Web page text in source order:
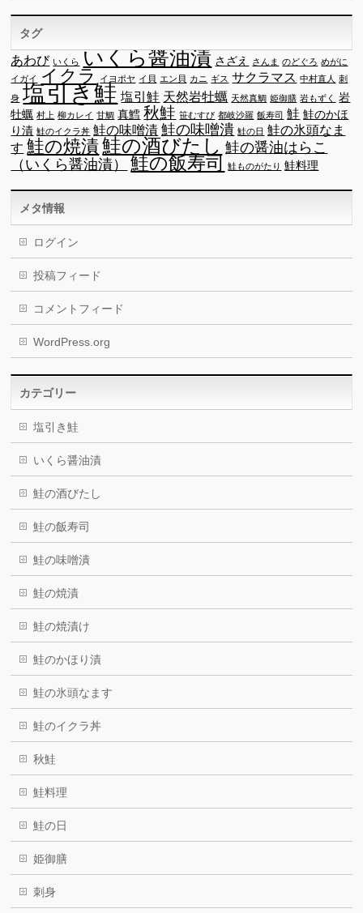
タグ
あわび いくら いくら醤油漬 さざえ さんま のどぐろ めがに
イガイ
イクラ イヨポヤ イ貝 エン貝 カニ ギス サクラマス 中村直人
刺
身 塩引き鮭 塩引鮭 天然岩牡蠣 天然真鯛 姫御膳 岩もずく
岩
牡蠣 村上 柳カレイ 甘鯛 真鱈 秋鮭 笹むすび 都岐沙羅 飯寿司 鮭 鮭のかほ
り漬 鮭のイクラ丼 鮭の味噌漬 鮭の味噌潰 鮭の日 鮭の氷頭なま
す 鮭の焼漬鮭の酒びたし 鮭の醤油はらこ
（いくら醤油漬）
鮭の飯寿司 鮭ものがたり 鮭料理
メタ情報
ログイン
投稿フィード
コメントフィード
WordPress.org
カテゴリー
塩引き鮭
いくら醤油漬
鮭の酒びたし
鮭の飯寿司
鮭の味噌潰
鮭の焼漬
鮭の焼漬け
鮭のかほり漬
鮭の氷頭なます
鮭のイクラ丼
秋鮭
鮭料理
鮭の日
姫御膳
刺身